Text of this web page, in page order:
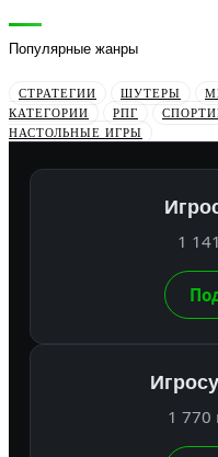
Популярные жанры
СТРАТЕГИИ ШУТЕРЫ
КАТЕГОРИИ
РПГ
НАСТОЛЬНЫЕ ИГРЫ
1
1 770